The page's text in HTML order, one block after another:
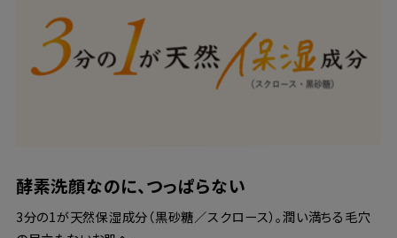
酵素洗顔なのに、つっぱらない
3分の1が天然保湿成分（黒砂糖／スクロース）。潤い満ちる毛穴